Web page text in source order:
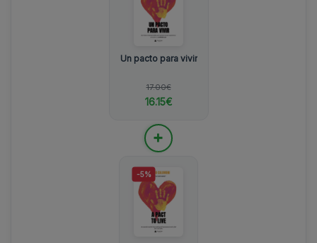
Un pacto para vivir
17.00€
16.15€
+
-5%